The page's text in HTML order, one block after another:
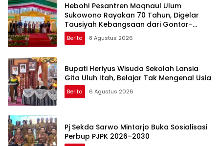
Heboh! Pesantren Maqnaul Ulum
Sukowono Rayakan 70 Tahun, Digelar
Tausiyah Kebangsaan dari Gontor-
Lirboyo
Berita 8 Agustus 2026
Bupati Heriyus Wisuda Sekolah Lansia
Gita Uluh Itah, Belajar Tak Mengenal Usia
Berita 6 Agustus 2026
Pj Sekda Sarwo Mintarjo Buka Sosialisasi
Perbup PJPK 2026–2030